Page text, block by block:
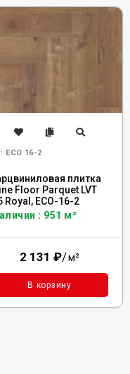
ECO 16-2
плитка
Floor Parquet LVT
Royal, ECO-16-2
: 951 м²
2 131 ₽/м²
В корзину